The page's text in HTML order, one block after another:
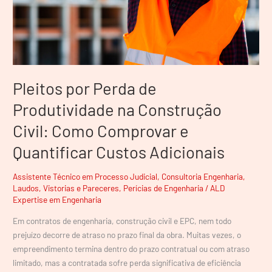
Pleitos por Perda de
Produtividade na Construção
Civil: Como Comprovar e
Quantificar Custos Adicionais
Assistente Técnico em Processo Judicial, Consultoria Engenharia,
Laudos, Vistorias e Pareceres, Perícias de Engenharia / ALD
Expertise em Engenharia
Em contratos de engenharia, construção civil e EPC, nem todo
prejuízo decorre de atraso no prazo final da obra. Muitas vezes, o
empreendimento termina dentro do prazo contratual ou com atraso
limitado, mas a contratada sofre perda significativa de eficiência
Civil:
Como
Comprovar
Adicionais